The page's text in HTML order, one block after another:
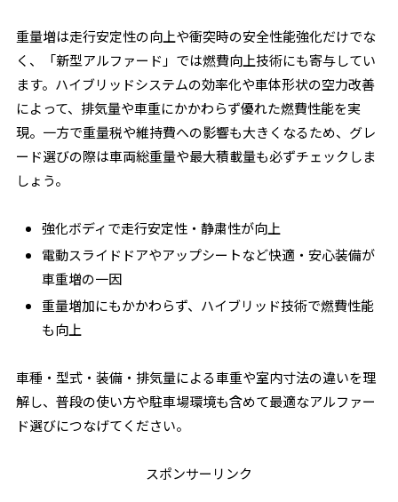
重量増は走行安定性の向上や衝突時の安全性能強化だけでな
く、「新型アルファード」では燃費向上技術にも寄与してい
ます。ハイブリッドシステムの効率化や車体形状の空力改善
によって、排気量や車重にかかわらず優れた燃費性能を実
現。一方で重量税や維持費への影響も大きくなるため、グレ
ード選びの際は車両総重量や最大積載量も必ずチェックしま
しょう。
強化ボディで走行安定性・静粛性が向上
電動スライドドアやアップシートなど快適・安心装備が
車重増の一因
重量増加にもかかわらず、ハイブリッド技術で燃費性能
も向上
車種・型式・装備・排気量による車重や室内寸法の違いを理
解し、普段の使い方や駐車場環境も含めて最適なアルファー
ド選びにつなげてください。
スポンサーリンク